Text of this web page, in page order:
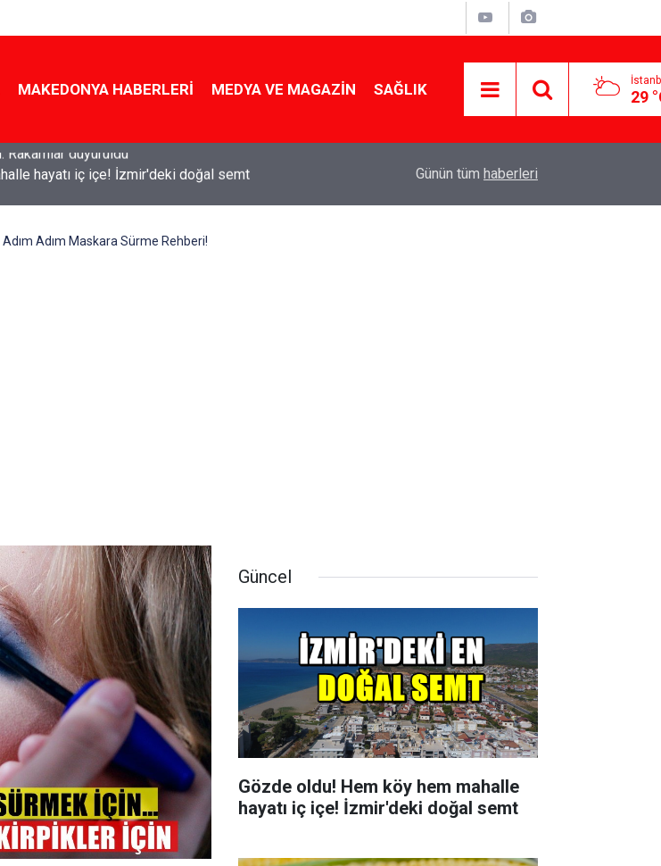
MAKEDONYA HABERLERI MEDYA VE MAGAZIN SAĞLIK 29
hayatı iç içe! İzmir'deki doğal semt
yapmanın sırrı
Günün tüm haberleri
Adım Maskara Sürme Rehberi!
Güncel
Gözde oldu! Hem köy hem mahalle
hayatı iç içe! İzmir'deki doğal semt